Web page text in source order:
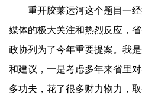
重开胶莱运河这个题目一
媒体的极大关注和热烈反应，
政协列为了今年重要提案。我
和建议，一是考虑多年来省里
多功夫，花了很多财力物力，